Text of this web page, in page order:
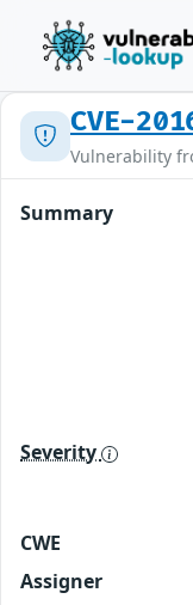
CVE-
Vulnerability
Summary
Severity
CWE
Assigner